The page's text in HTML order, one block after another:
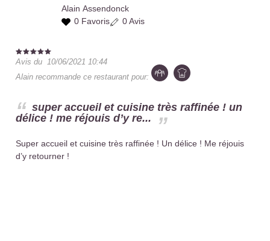
Alain Assendonck
0 Favoris
0 Avis
Avis du10/06/2021 10:44
Alain recommande ce restaurant pour:
super accueil et cuisine très raffinée ! un
délice ! me réjouis d’y re...
Super accueil et cuisine très raffinée ! Un délice ! Me réjouis
d’y retourner !